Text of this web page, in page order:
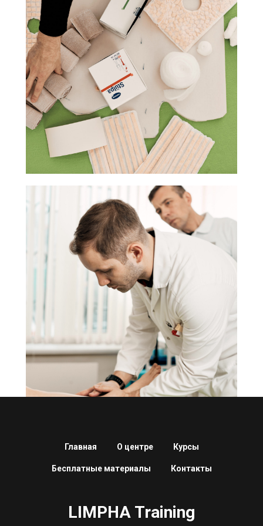
Главная О центре Курсы
Бесплатные материалы Контакты
LIMPHA Training